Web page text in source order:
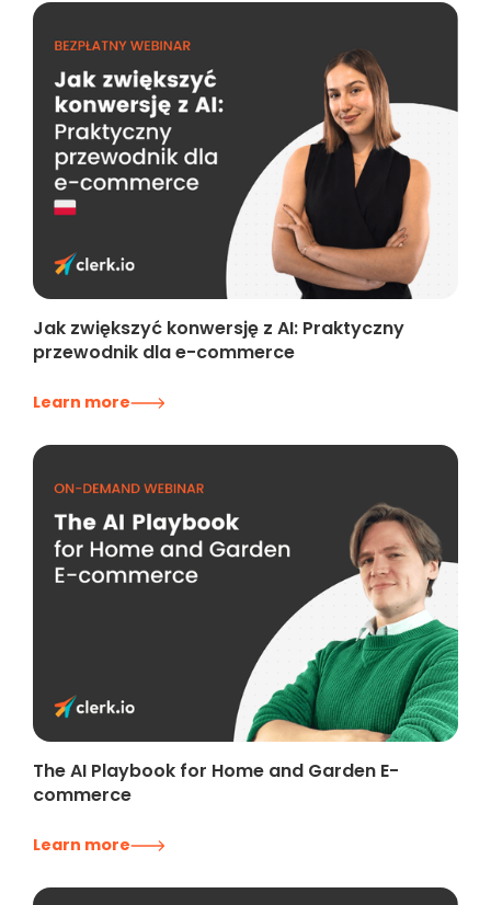
Jak zwiększyć konwersję z AI: Praktyczny
przewodnik dla e-commerce
Learn more
The AI Playbook for Home and Garden E-
commerce
Learn more